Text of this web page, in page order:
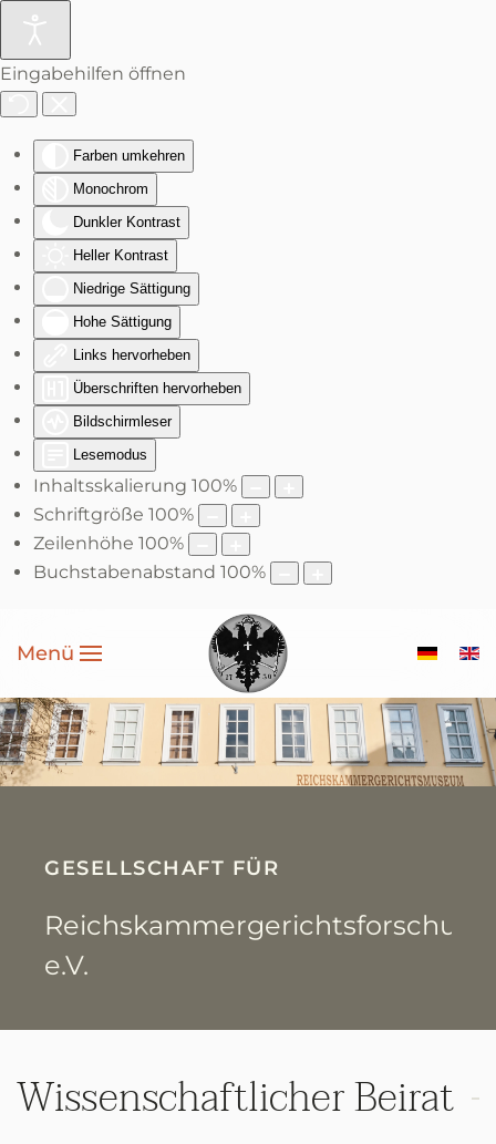
Eingabehilfen öffnen
Farben umkehren
Monochrom
Dunkler Kontrast
Heller Kontrast
Niedrige Sättigung
Hohe Sättigung
Links hervorheben
Überschriften hervorheben
Bildschirmleser
Lesemodus
Inhaltsskalierung 100%
Schriftgröße 100%
Zeilenhöhe 100%
Buchstabenabstand 100%
Zum Hauptinhalt springen
Menü
GESELLSCHAFT FÜR
Reichskammergerichtsforschung
e.V.
Wissenschaftlicher Beirat